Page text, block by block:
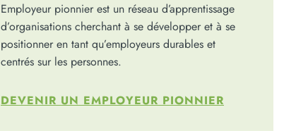
Employeur pionnier est un réseau d’apprentissage
d’organisations cherchant à se développer et à se
positionner en tant qu’employeurs durables et
centrés sur les personnes.
DEVENIR UN EMPLOYEUR PIONNIER